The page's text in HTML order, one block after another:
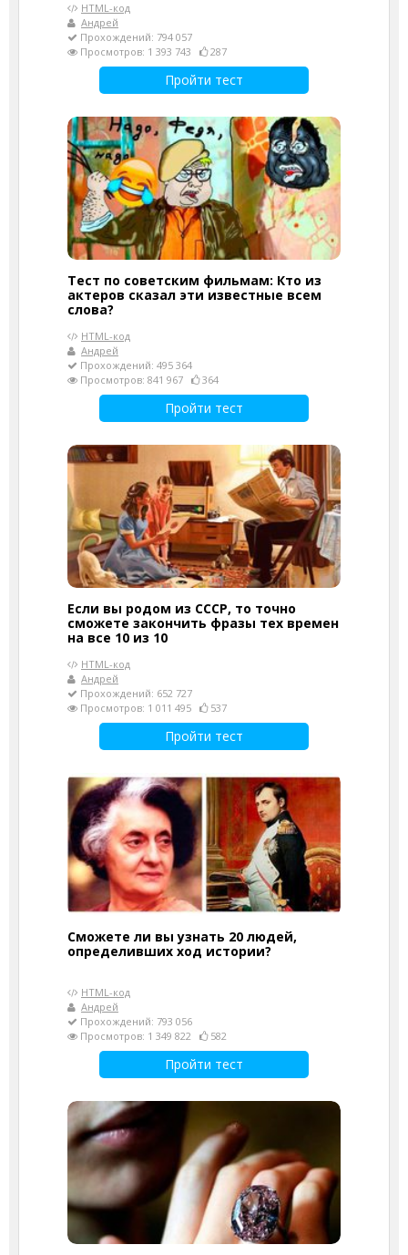
HTML-код
Андрей
Прохождений: 794 057
Просмотров: 1 393 743
287
Пройти тест
Тест по советским фильмам: Кто из
актеров сказал эти известные всем
слова?
HTML-код
Андрей
Прохождений: 495 364
Просмотров: 841 967
364
Пройти тест
Если вы родом из СССР, то точно
сможете закончить фразы тех времен
на все 10 из 10
HTML-код
Андрей
Прохождений: 652 727
Просмотров: 1 011 495
537
Пройти тест
Сможете ли вы узнать 20 людей,
определивших ход истории?
HTML-код
Андрей
Прохождений: 793 056
Просмотров: 1 349 822
582
Пройти тест